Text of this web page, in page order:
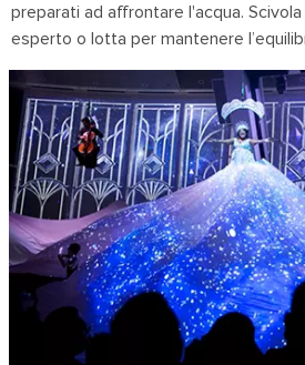
preparati ad affrontare l'acqua.
esperto o lotta per mantenere